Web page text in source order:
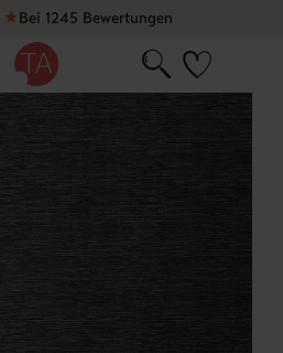
★Bei 1245 Bewertungen